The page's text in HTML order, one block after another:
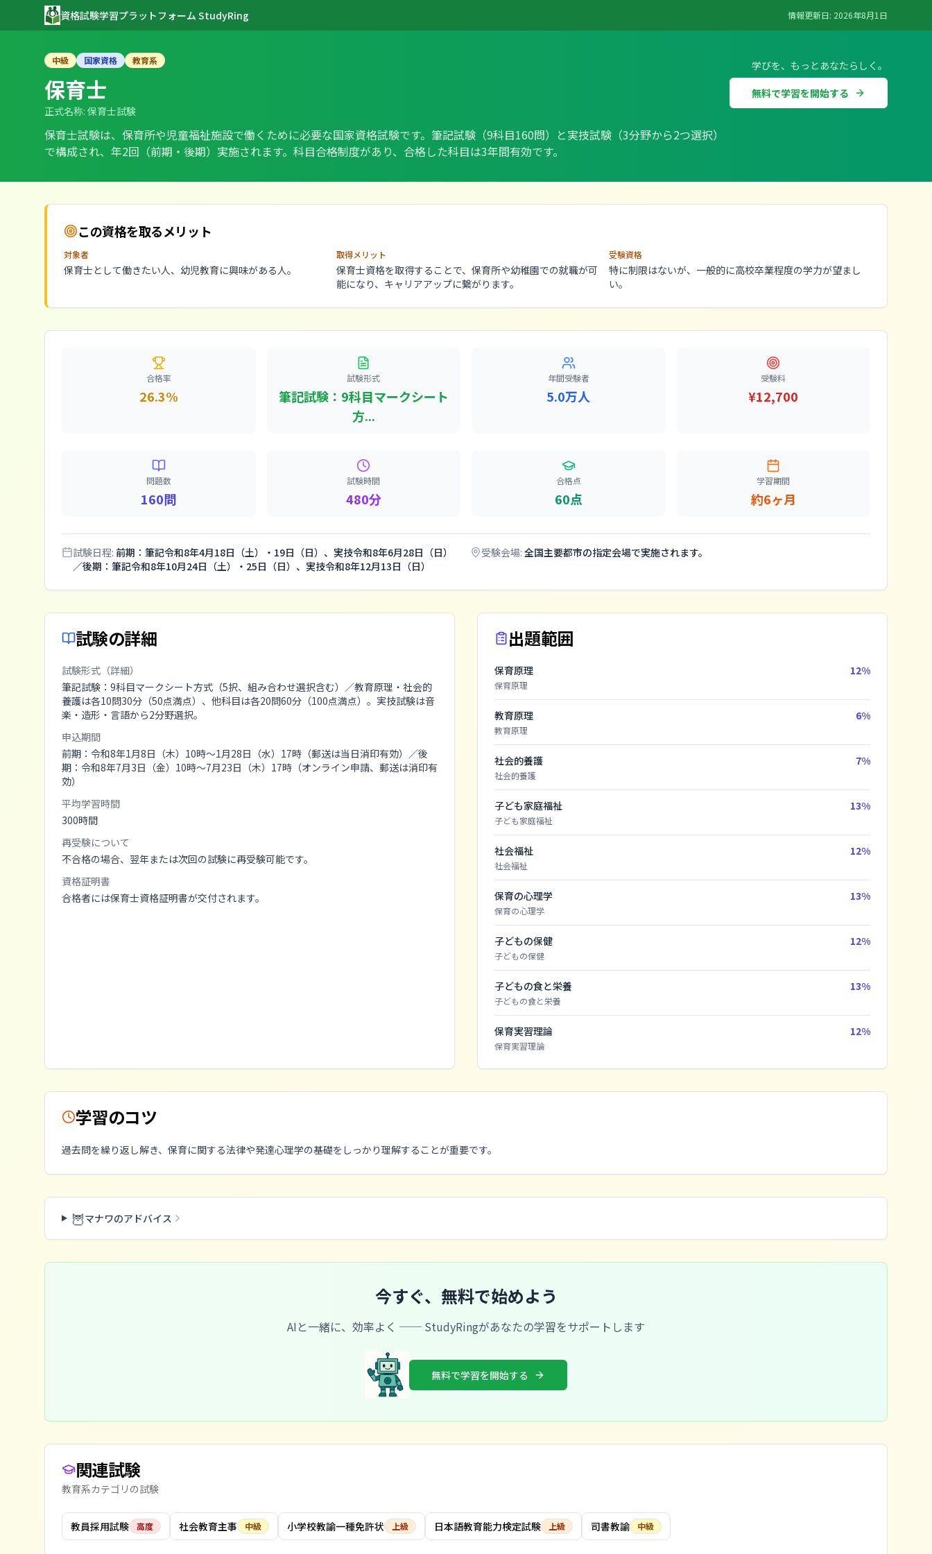
資格試験学習プラットフォーム StudyRing 情報更新日: 2026年8月1日
中級 国家資格 教育系
保育士
正式名称: 保育士試験
保育士試験は、保育所や児童福祉施設で働くために必要な国家資格試験です。筆記試験（9科目160問）と実技試験（3分野から2つ選択）
で構成され、年2回（前期・後期）実施されます。科目合格制度があり、合格した科目は3年間有効です。
学びを、もっとあなたらしく。
無料で学習を開始する
この資格を取るメリット
対象者
保育士として働きたい人、幼児教育に興味がある人。
取得メリット
保育士資格を取得することで、保育所や幼稚園での就職が可
能になり、キャリアアップに繋がります。
受験資格
特に制限はないが、一般的に高校卒業程度の学力が望まし
い。
合格率
26.3%
試験形式
筆記試験：9科目マークシート
方...
年間受験者
5.0万人
受験料
¥12,700
問題数
160問
試験時間
480分
合格点
60点
学習期間
約6ヶ月
試験日程: 前期：筆記令和8年4月18日（土）・19日（日）、実技令和8年6月28日（日）
／後期：筆記令和8年10月24日（土）・25日（日）、実技令和8年12月13日（日）
受験会場: 全国主要都市の指定会場で実施されます。
試験の詳細
試験形式（詳細）
筆記試験：9科目マークシート方式（5択、組み合わせ選択含む）／教育原理・社会的
養護は各10問30分（50点満点）、他科目は各20問60分（100点満点）。実技試験は音
楽・造形・言語から2分野選択。
申込期間
前期：令和8年1月8日（木）10時〜1月28日（水）17時（郵送は当日消印有効）／後
期：令和8年7月3日（金）10時〜7月23日（木）17時（オンライン申請、郵送は消印有
効）
平均学習時間
300時間
再受験について
不合格の場合、翌年または次回の試験に再受験可能です。
資格証明書
合格者には保育士資格証明書が交付されます。
出題範囲
保育原理 12%
保育原理
教育原理 6%
教育原理
社会的養護 7%
社会的養護
子ども家庭福祉 13%
子ども家庭福祉
社会福祉 12%
社会福祉
保育の心理学 13%
保育の心理学
子どもの保健 12%
子どもの保健
子どもの食と栄養 13%
子どもの食と栄養
保育実習理論 12%
保育実習理論
学習のコツ
過去問を繰り返し解き、保育に関する法律や発達心理学の基礎をしっかり理解することが重要です。
🦉マナワのアドバイス
今すぐ、無料で始めよう
AIと一緒に、効率よく ── StudyRingがあなたの学習をサポートします
無料で学習を開始する
関連試験
教育系カテゴリの試験
教員採用試験 高度 社会教育主事 中級 小学校教諭一種免許状 上級 日本語教育能力検定試験 上級 司書教諭 中級